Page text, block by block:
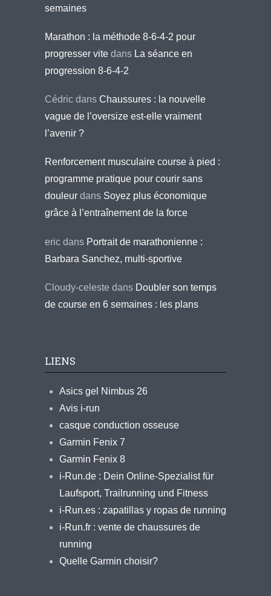
semaines
Marathon : la méthode 8-6-4-2 pour
progresser vite dans La séance en
progression 8-6-4-2
Cédric dans Chaussures : la nouvelle
vague de l’oversize est-elle vraiment
l’avenir ?
Renforcement musculaire course à pied :
programme pratique pour courir sans
douleur dans Soyez plus économique
grâce à l’entraînement de la force
eric dans Portrait de marathonienne :
Barbara Sanchez, multi-sportive
Cloudy-celeste dans Doubler son temps
de course en 6 semaines : les plans
LIENS
Asics gel Nimbus 26
Avis i-run
casque conduction osseuse
Garmin Fenix 7
Garmin Fenix 8
i-Run.de : Dein Online-Spezialist für
Laufsport, Trailrunning und Fitness
i-Run.es : zapatillas y ropas de running
i-Run.fr : vente de chaussures de
running
Quelle Garmin choisir?